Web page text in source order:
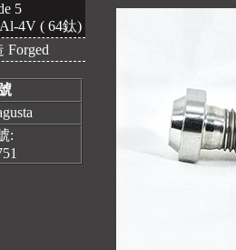
5
4V ( 64鈦)
Forged
: